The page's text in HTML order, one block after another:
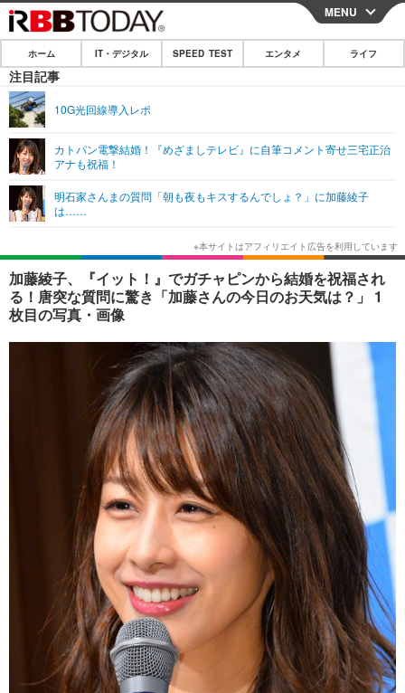
CLOSE
ホーム
IT・デジタル
ネタ
ショッピング その他
SPEED TEST
エンタメ
エンタメTOP
韓国・芸能
音楽 スポーツ
グラビア
ショッピング
ライフ
ライフTOP グルメ
ペット ショッピング
その他
リリース一覧
プッシュ通知の停止方法
MENU
ホーム IT・デジタル SPEED TEST エンタメ ライフ
注目記事
10G光回線導入レポ
カトパン電撃結婚！『めざましテレビ』に自筆コメント寄せ三宅正治
アナも祝福！
明石家さんまの質問「朝も夜もキスするんでしょ？」に加藤綾子
は……
加藤綾子、『イット！』でガチャピンから結婚を祝福され
る！唐突な質問に驚き「加藤さんの今日のお天気は？」 1
枚目の写真・画像